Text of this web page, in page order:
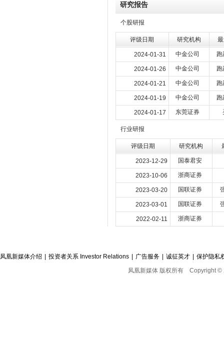
研究报告
个股研报
评级日期 研究机构
2024-01-31 中金公司 跑
2024-01-26 中金公司 跑
2024-01-21 中金公司 跑
2024-01-19 中金公司 跑
2024-01-17 东莞证券
行业研报
评级日期 研究机构
2023-12-29 国泰君安
2023-10-06 浙商证券
2023-03-20 国联证券
2023-03-01 国联证券
2022-02-11 浙商证券
凤凰新媒体介绍 投资者关系 Investor Relations 广告服务 诚征英才
保护隐私
凤凰新媒体 版权所有 Copyright ©